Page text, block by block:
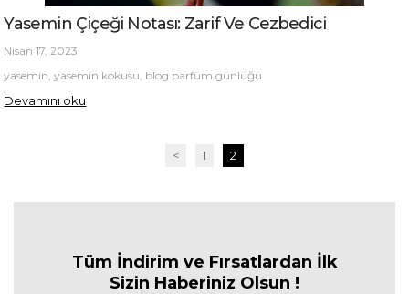
Yasemin Çiçeği Notası: Zarif Ve Cezbedici
Nisan 17, 2023
yasemin, yasemin kokusu, blog parfüm günlüğü
Devamını oku
< 1 2
Tüm İndirim ve Fırsatlardan İlk
Sizin Haberiniz Olsun !